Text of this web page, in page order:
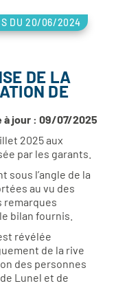
DU 20/06/2024
DE LA
DE
à jour : 09/07/2025
2025 aux
par les garants.
sous l’angle de la
au vu des
remarques
bilan fournis.
révélée
de la rive
des personnes
Lunel et de